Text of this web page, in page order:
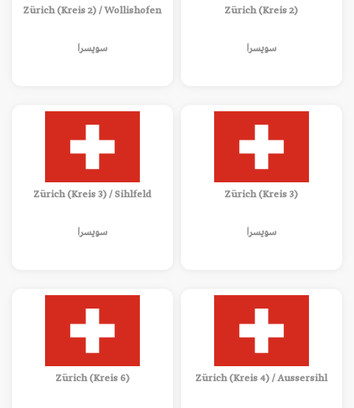
Zürich (Kreis 2)
سويسرا
Zürich (Kreis 2) / Wollishofen
سويسرا
Zürich (Kreis 3)
سويسرا
Zürich (Kreis 3) / Sihlfeld
سويسرا
Zürich (Kreis 4) / Aussersihl
Zürich (Kreis 6)